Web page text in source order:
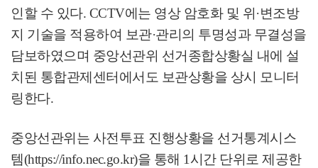
인할 수 있다. CCTV에는 영상 암호화 및 위·변조방
지 기술을 적용하여 보관·관리의 투명성과 무결성을
담보하였으며 중앙선관위 선거종합상황실 내에 설
치된 통합관제센터에서도 보관상황을 상시 모니터
링한다.
중앙선관위는 사전투표 진행상황을 선거통계시스
템(https://info.nec.go.kr)을 통해 1 시간 단위로 제공한